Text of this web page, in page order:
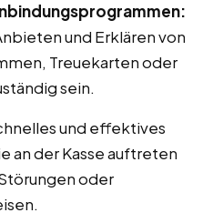
und Erklären von
Treuekarten oder
sein.
und effektives
an der Kasse auftreten
oder